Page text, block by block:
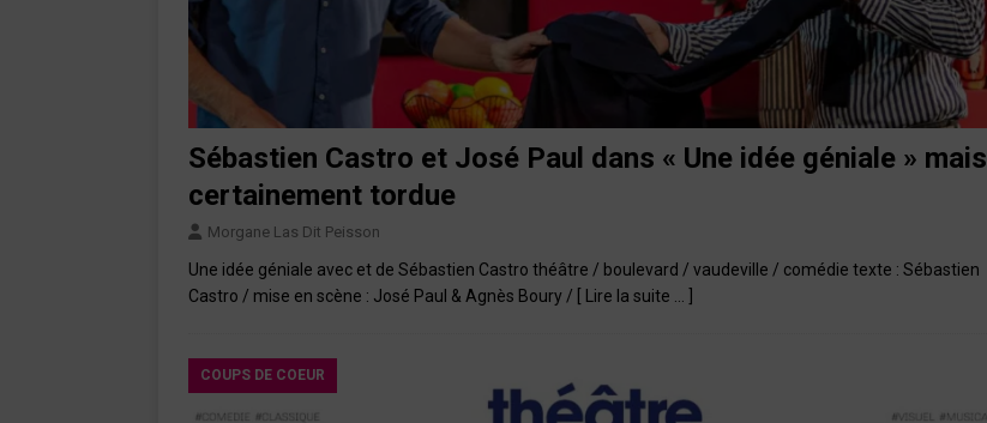
Sébastien Castro et José Paul dans « Une idée géniale » mais
certainement tordue
Morgane Las Dit Peisson
Une idée géniale avec et de Sébastien Castro théâtre / boulevard / vaudeville / comédie texte : Sébastien
Castro / mise en scène : José Paul & Agnès Boury /
[ Lire la suite … ]
COUPS DE COEUR